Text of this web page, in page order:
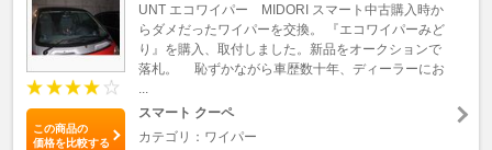
この商品の
価格を比較する
UNT エコワイパー MIDORI スマート中古購入時か
らダメだったワイパーを交換。 『エコワイパーみど
り』を購入、取付しました。新品をオークションで
落札。 恥ずかながら車歴数十年、ディーラーにお
スマート クーペ
カテゴリ：ワイパー